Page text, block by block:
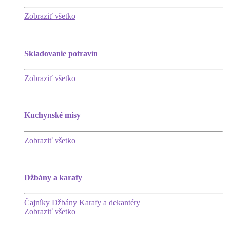
Zobraziť všetko
Skladovanie potravín
Zobraziť všetko
Kuchynské misy
Zobraziť všetko
Džbány a karafy
Čajníky Džbány Karafy a dekantéry
Zobraziť všetko